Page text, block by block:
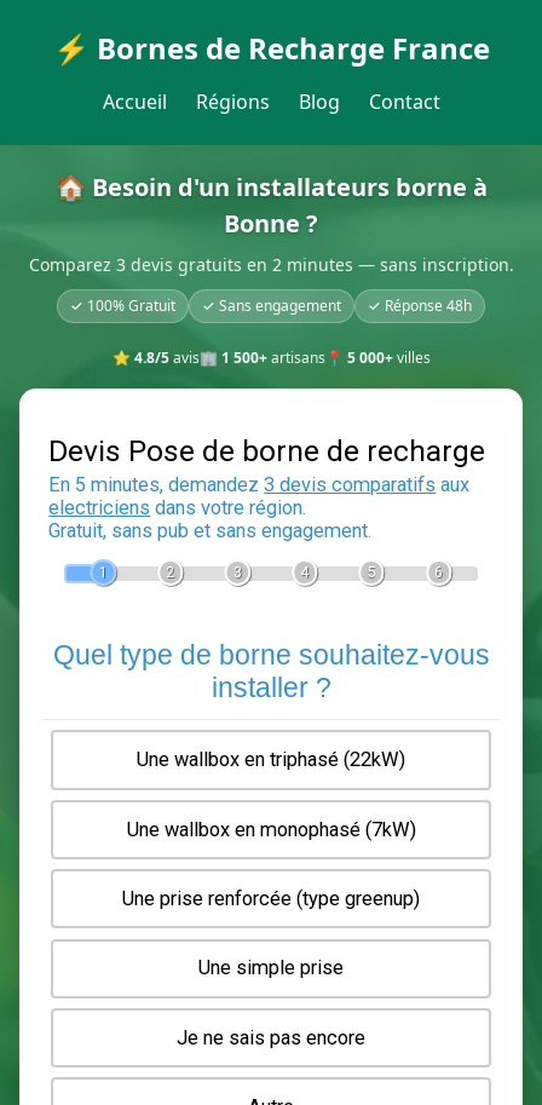
⚡ Bornes de Recharge France
Accueil Régions Blog Contact
🏠 Besoin d'un installateurs borne à
Bonne ?
Comparez 3 devis gratuits en 2 minutes — sans inscription.
✓ 100% Gratuit ✓ Sans engagement ✓ Réponse 48h
⭐ 4.8/5avis🏢 1 500+artisans 📍 5 000+villes
Devis Pose de borne de
En 5 minutes, demandez3 devis comparatifs
Gratuit, sans pub et sans engagement.
2 3 6
Quel type de borne souhaitez-
installer ?
Une wallbox en triphasé (22kW)
Une wallbox en monophasé (7kW)
Une prise renforcée (type greenup)